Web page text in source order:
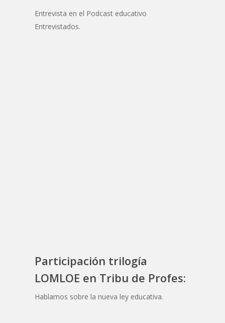
Entrevista en el Podcast educativo
Entrevistados.
Participación trilogía
LOMLOE en Tribu de Profes:
Hablamos sobre la nueva ley educativa.